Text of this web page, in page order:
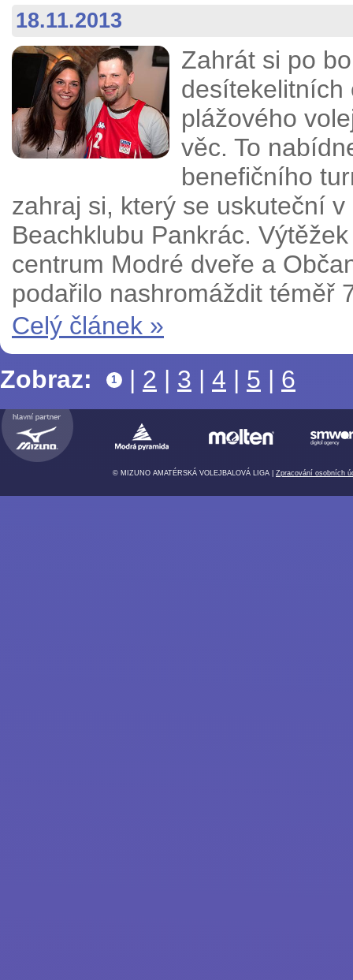
18.11.2013
Zahrát si po
desítekelitních
plážového
věc. To
benefičního
zahraj si, který se uskuteční
Beachklubu Pankrác.
centrum Modré dveře a
podařilo nashromáždit téměř
Celý článek »
Zobraz:
1 | 2 | 3 | 4 | 5 | 6
© MIZUNO AMATÉRSKÁ VOLEJBALOVÁ LIGA | Zpracování osobních